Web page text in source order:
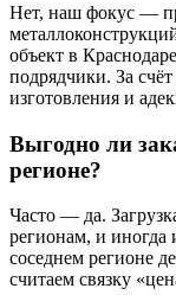
Нет, наш фокус —
объект в
подрядчики. За
изготовления и
Выгодно ли
регионе?
Часто — да.
регионам, и иногда
соседнем регионе
считаем связку